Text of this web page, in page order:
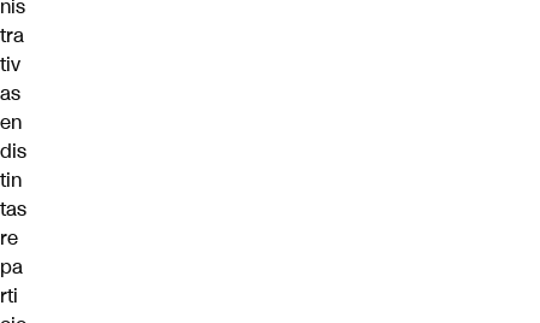
nis
tra
tiv
as
en
dis
tin
tas
re
pa
rti